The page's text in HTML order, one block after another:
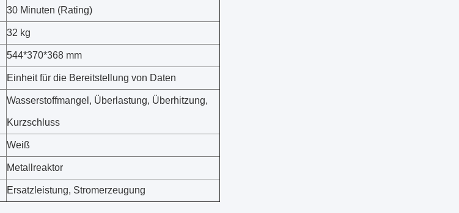
30 Minuten (Rating)
32 kg
544*370*368 mm
Einheit für die Bereitstellung von Daten
Wasserstoffmangel, Überlastung, Überhitzung,
Kurzschluss
Weiß
Metallreaktor
Ersatzleistung, Stromerzeugung